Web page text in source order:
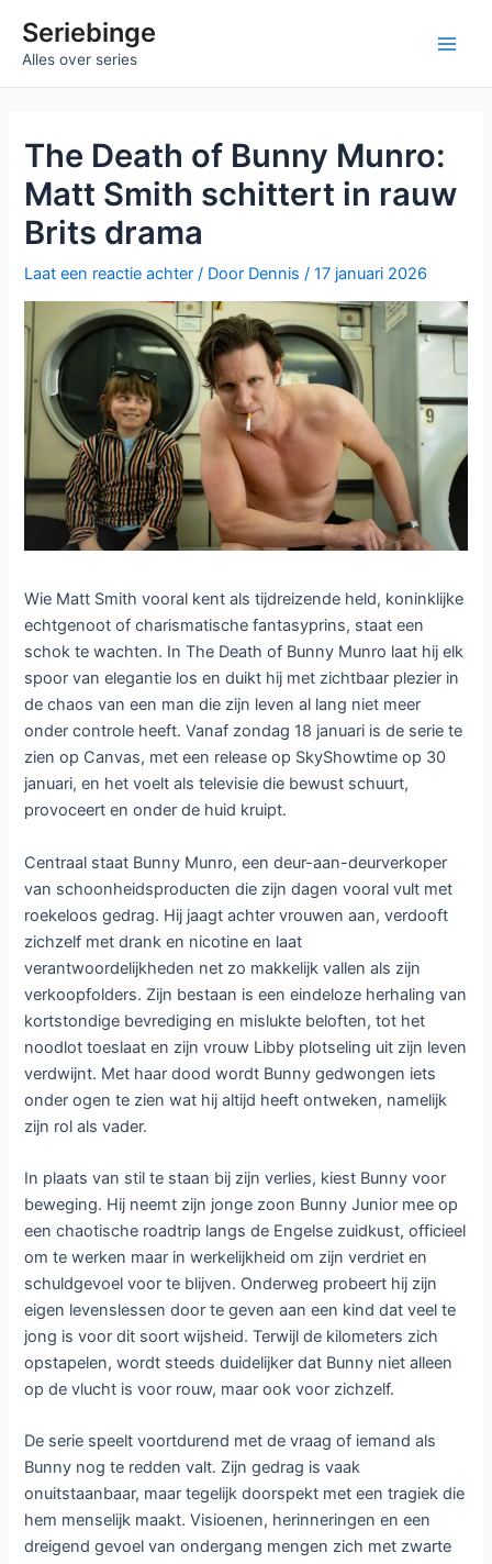
naarSeriebinge
Alles over series
The Death of Bunny Munro:
Matt Smith schittert in rauw
Brits drama
Laat een reactie achter / Door Dennis/17 januari 2026
Wie Matt Smith vooral kent als tijdreizende held, koninklijke
echtgenoot of charismatische fantasyprins, staat een
schok te wachten. In The Death of Bunny Munro laat hij elk
spoor van elegantie los en duikt hij met zichtbaar plezier in
de chaos van een man die zijn leven al lang niet meer
onder controle heeft. Vanaf zondag 18 januari is de serie te
zien op Canvas, met een release op SkyShowtime op 30
januari, en het voelt als televisie die bewust schuurt,
provoceert en onder de huid kruipt.
Centraal staat Bunny Munro, een deur-aan-deurverkoper
van schoonheidsproducten die zijn dagen vooral vult met
roekeloos gedrag. Hij jaagt achter vrouwen aan, verdooft
zichzelf met drank en nicotine en laat
verantwoordelijkheden net zo makkelijk vallen als zijn
verkoopfolders. Zijn bestaan is een eindeloze herhaling van
kortstondige bevrediging en mislukte beloften, tot het
noodlot toeslaat en zijn vrouw Libby plotseling uit zijn leven
verdwijnt. Met haar dood wordt Bunny gedwongen iets
onder ogen te zien wat hij altijd heeft ontweken, namelijk
zijn rol als vader.
In plaats van stil te staan bij zijn verlies, kiest Bunny voor
beweging. Hij neemt zijn jonge zoon Bunny Junior mee op
een chaotische roadtrip langs de Engelse zuidkust, officieel
om te werken maar in werkelijkheid om zijn verdriet en
schuldgevoel voor te blijven. Onderweg probeert hij zijn
eigen levenslessen door te geven aan een kind dat veel te
jong is voor dit soort wijsheid. Terwijl de kilometers zich
opstapelen, wordt steeds duidelijker dat Bunny niet alleen
op de vlucht is voor rouw, maar ook voor zichzelf.
De serie speelt voortdurend met de vraag of iemand als
Bunny nog te redden valt. Zijn gedrag is vaak
onuitstaanbaar, maar tegelijk doorspekt met een tragiek die
hem menselijk maakt. Visioenen, herinneringen en een
dreigend gevoel van ondergang mengen zich met zwarte